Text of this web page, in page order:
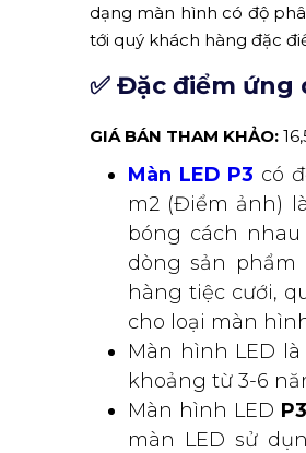
dạng màn hình có độ
tới quý khách hàng đặc
✅ Đặc điểm
GIÁ BÁN THAM KHẢO:
Màn LED P3 có
m2 (Điểm ảnh)
bóng cách
dòng sản
hàng tiệc cưới,
cho loại màn
Màn hình LED
khoảng từ 3-6
Màn hình LED P3
màn LED sử